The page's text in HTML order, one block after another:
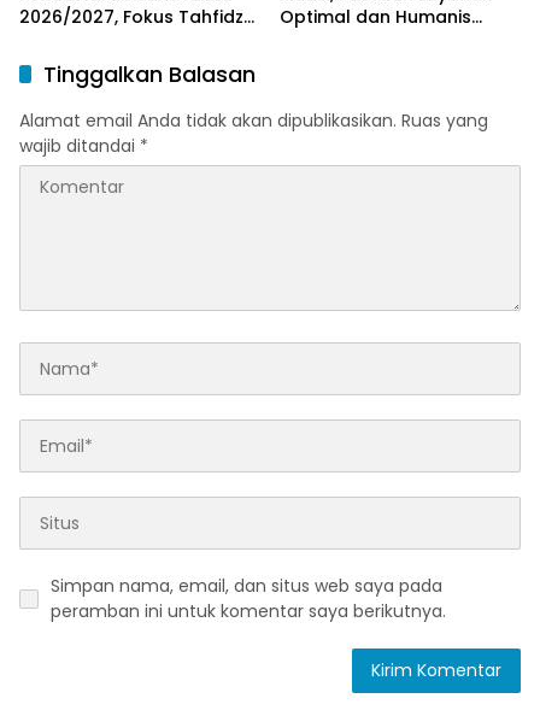
2026/2027, Fokus Tahfidz
Optimal dan Humanis
Tinggalkan Balasan
Alamat email Anda tidak akan dipublikasikan. Ruas yang
wajib ditandai *
Simpan nama, email, dan situs web saya pada
peramban ini untuk komentar saya berikutnya.